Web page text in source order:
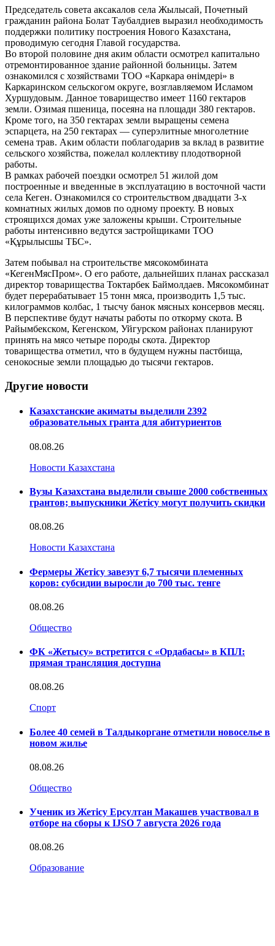
Председатель совета аксакалов села Жылысай, Почетный
гражданин района Болат Таубалдиев выразил необходимость
поддержки политику построения Нового Казахстана,
проводимую сегодня Главой государства.
Во второй половине дня аким области осмотрел капитально
отремонтированное здание районной больницы. Затем
ознакомился с хозяйствами ТОО «Каркара өнімдері» в
Каркаринском сельскогом округе, возглавляемом Исламом
Хуршудовым. Данное товарищество имеет 1160 гектаров
земли. Озимая пшеница, посеяна на площади 380 гектаров.
Кроме того, на 350 гектарах земли выращены семена
эспарцета, на 250 гектарах — суперэлитные многолетние
семена трав. Аким области поблагодарив за вклад в развитие
сельского хозяйства, пожелал коллективу плодотворной
работы.
В рамках рабочей поездки осмотрел 51 жилой дом
построенные и введенные в эксплуатацию в восточной части
села Кеген. Ознакомился со строительством двадцати 3-х
комнатных жилых домов по одному проекту. В новых
строящихся домах уже заложены крыши. Строительные
работы интенсивно ведутся застройщиками ТОО
«Құрылысшы ТБС».
Затем побывал на строительстве мясокомбината
«КегенМясПром». О его работе, дальнейших планах рассказал
директор товарищества Токтарбек Баймолдаев. Мясокомбинат
будет перерабатывает 15 тонн мяса, производить 1,5 тыс.
килограммов колбас, 1 тысчу банок мясных консервов месяц.
В перспективе будут начаты работы по откорму скота. В
Райымбекском, Кегенском, Уйгурском районах планируют
принять на мясо четыре породы скота. Директор
товарищества отметил, что в будущем нужны пастбища,
сенокосные земли площадью до тысячи гектаров.
Другие новости
Казахстанские акиматы выделили 2392
образовательных гранта для абитуриентов
08.08.26
Новости Казахстана
Вузы Казахстана выделили свыше 2000 собственных
грантов; выпускники Жетісу могут получить скидки
08.08.26
Новости Казахстана
Фермеры Жетісу завезут 6,7 тысячи племенных
коров: субсидии выросли до 700 тыс. тенге
08.08.26
Общество
ФК «Жетысу» встретится с «Ордабасы» в КПЛ:
прямая трансляция доступна
08.08.26
Спорт
Более 40 семей в Талдыкоргане отметили новоселье в
новом жилье
08.08.26
Общество
Ученик из Жетісу Ерсултан Макашев участвовал в
отборе на сборы к IJSO 7 августа 2026 года
08.08.26
Образование